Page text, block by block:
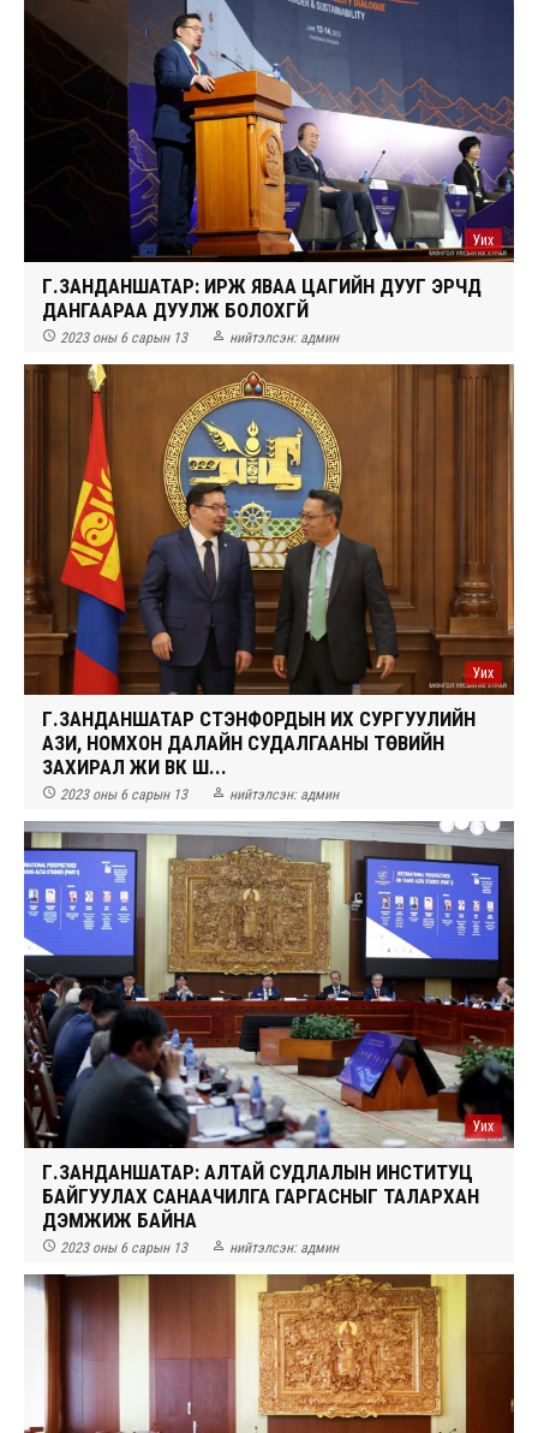
Уих
Г.ЗАНДАНШАТАР: ИРЖ ЯВАА ЦАГИЙН ДУУГ ЭРЧҮҮД
ДАНГААРАА ДУУЛЖ БОЛОХГҮЙ
 2023 оны 6 сарын 13  нийтэлсэн: админ
Уих
Г.ЗАНДАНШАТАР СТЭНФОРДЫН ИХ СУРГУУЛИЙН
АЗИ, НОМХОН ДАЛАЙН СУДАЛГААНЫ ТӨВИЙН
ЗАХИРАЛ ЖИ ВҮК Ш...
 2023 оны 6 сарын 13  нийтэлсэн: админ
Уих
Г.ЗАНДАНШАТАР: АЛТАЙ СУДЛАЛЫН ИНСТИТУЦ
БАЙГУУЛАХ САНААЧИЛГА ГАРГАСНЫГ ТАЛАРХАН
ДЭМЖИЖ БАЙНА
 2023 оны 6 сарын 13  нийтэлсэн: админ